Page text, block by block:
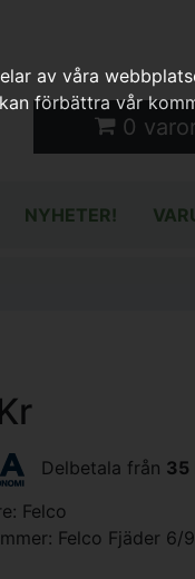
0
NYHETER!
Delbetala från 35
Felco
Felco Fjäder 6/
av våra
förbättra vår